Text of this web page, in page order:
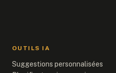
OUTILS IA
Suggestions personnalisées